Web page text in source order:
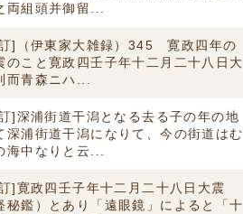
両組頭并御留...
]（伊東家大雑録）345 寛政四年の
のこと寛政四壬子年十二月二十八日大
而青森ニハ...
]深浦街道干潟となる去る子の年の地
深浦街道干潟になりて、今の街道はむ
海中なりと云...
]寛政四壬子年十二月二十八日大震
秘鑑）とあり「遠眼鏡」によると「十